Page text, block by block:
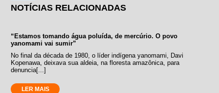
NOTÍCIAS RELACIONADAS
“Estamos tomando água poluída, de mercúrio. O povo
yanomami vai sumir”
No final da década de 1980, o líder indígena yanomami, Davi
Kopenawa, deixava sua aldeia, na floresta amazônica, para
denuncia[...]
LER MAIS